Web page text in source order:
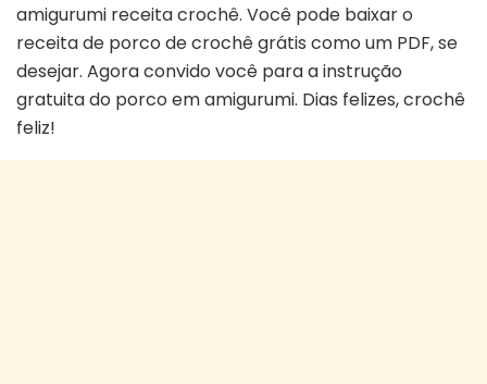
amigurumi receita crochê. Você pode baixar o
receita de porco de crochê grátis como um PDF, se
desejar. Agora convido você para a instrução
gratuita do porco em amigurumi. Dias felizes, crochê
feliz!